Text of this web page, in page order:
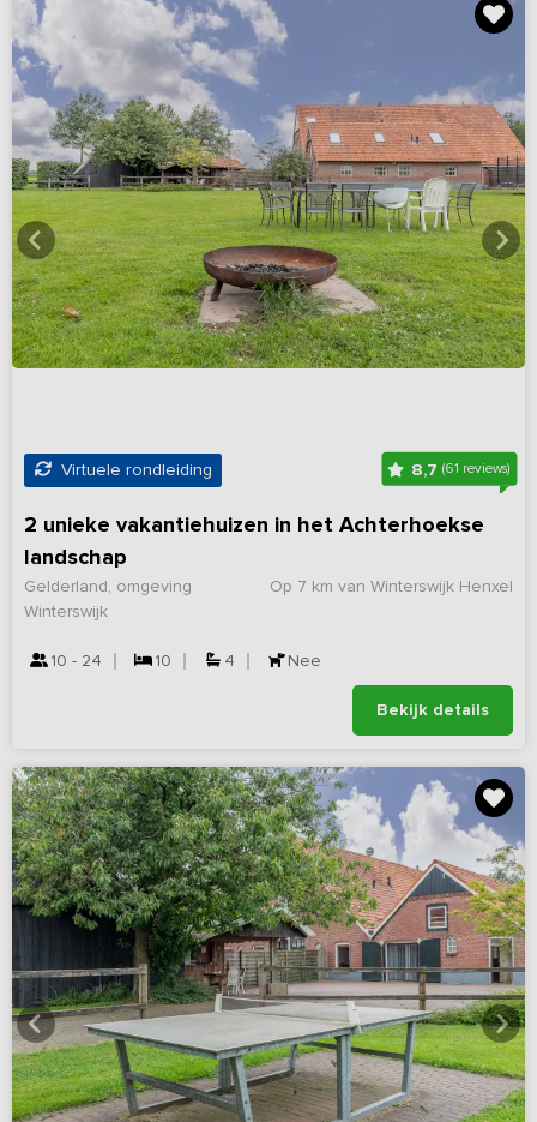
Virtuele rondleiding 8,7(61 reviews)
2 unieke vakantiehuizen in het Achterhoekse
landschap
Op 7 km van Winterswijk Henxel
Gelderland, omgeving
Winterswijk
10 - 24 10 4 Nee
Bekijk details